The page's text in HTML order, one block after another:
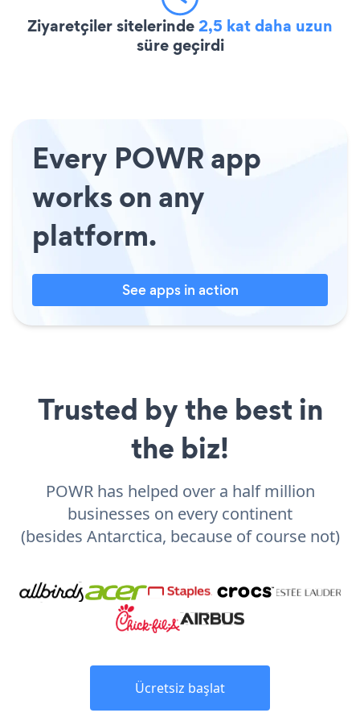
Ziyaretçiler sitelerinde2,5 kat daha uzun
süre geçirdi
Every POWR app
works on any
platform.
See apps in action
Trusted by the best in
the biz!
POWR has helped over a half million
businesses on every continent
(besides Antarctica, because of course not)
Ücretsiz başlat